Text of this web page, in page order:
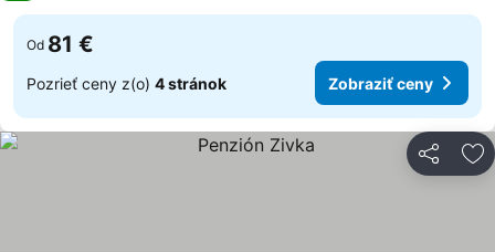
Od 81 €
Pozrieť ceny z(o) 4 stránok Zobraziť ceny
Zdieľať